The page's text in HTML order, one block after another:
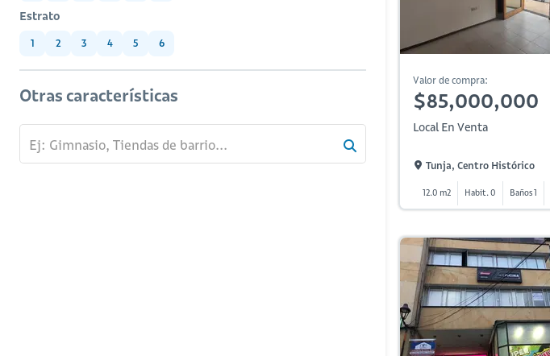
Estrato
1 2 3 4 5 6
Otras características
Valor de compra:
$85,000,000
Local En Venta
Tunja, Centro Histórico
12.0 m2 Habit. 0 Baños 1